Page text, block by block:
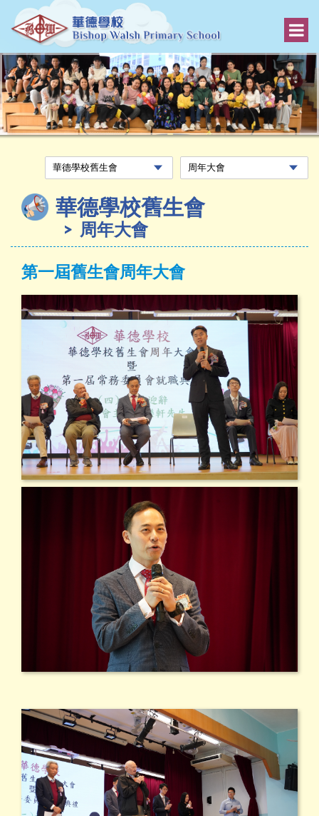
華德學校舊生會
周年大會
第一屆舊生會周年大會